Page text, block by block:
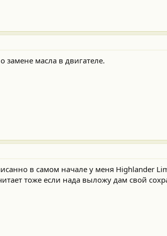
замене масла в двигателе.
в самом начале у меня Highlander
тоже если нада выложу дам свой